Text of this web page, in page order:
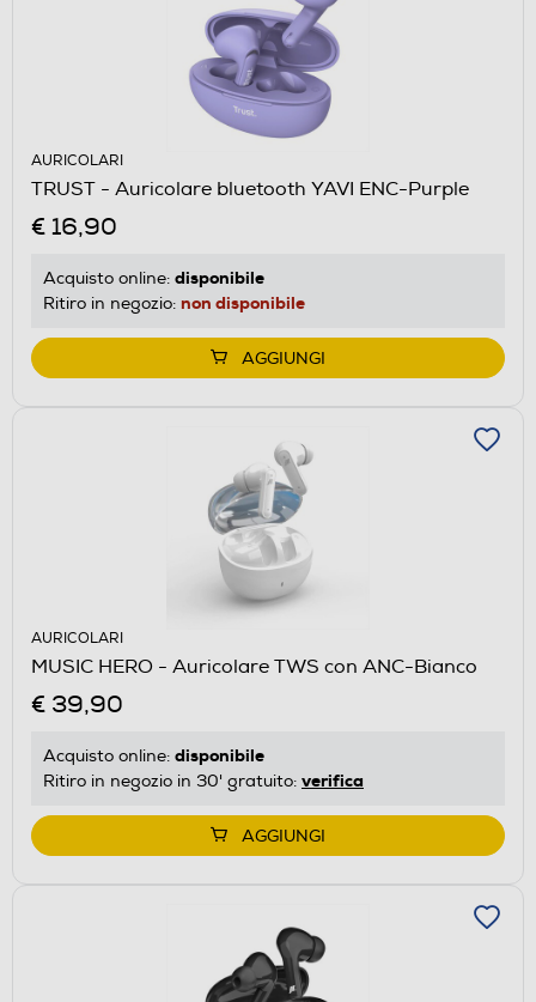
AURICOLARI
TRUST - Auricolare bluetooth YAVI ENC-Purple
€ 16,90
Acquisto online: disponibile
Ritiro in negozio: non disponibile
AGGIUNGI
AURICOLARI
MUSIC HERO - Auricolare TWS con ANC-Bianco
€ 39,90
Acquisto online: disponibile
Ritiro in negozio in 30' gratuito: verifica
AGGIUNGI